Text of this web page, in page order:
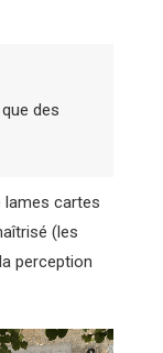
des
lames cartes
(les
perception